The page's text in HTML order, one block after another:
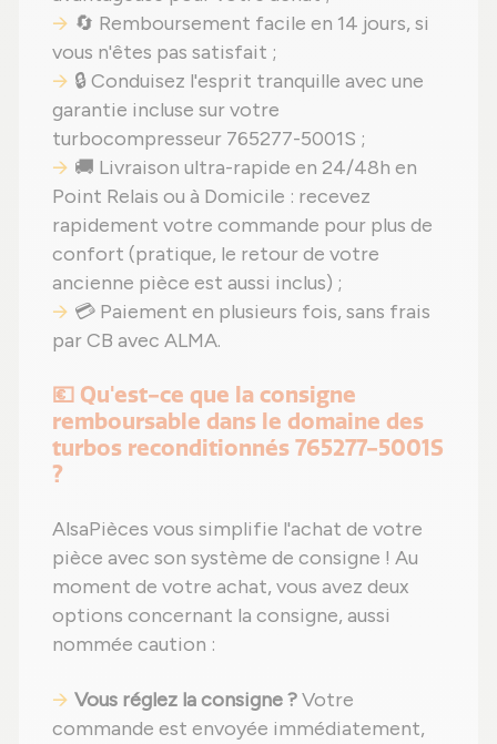
🔄 Remboursement facile en 14 jours, si
vous n'êtes pas satisfait ;
🔒 Conduisez l'esprit tranquille avec une
garantie incluse sur votre
turbocompresseur 765277-5001S ;
🚚 Livraison ultra-rapide en 24/48h en
Point Relais ou à Domicile : recevez
rapidement votre commande pour plus de
confort (pratique, le retour de votre
ancienne pièce est aussi inclus) ;
💳 Paiement en plusieurs fois, sans frais
par CB avec ALMA.
💶 Qu'est-ce que la consigne
remboursable dans le domaine des
turbos reconditionnés 765277-5001S
?
AlsaPièces vous simplifie l'achat de votre
pièce avec son système de consigne ! Au
moment de votre achat, vous avez deux
options concernant la consigne, aussi
nommée caution :
Vous réglez la consigne ?Votre
commande est envoyée immédiatement,